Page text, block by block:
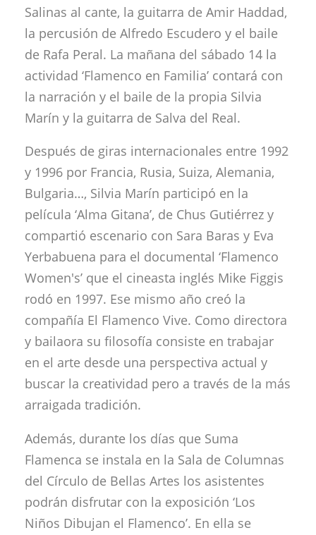
Salinas al cante, la guitarra de Amir Haddad,
la percusión de Alfredo Escudero y el baile
de Rafa Peral. La mañana del sábado 14 la
actividad ‘Flamenco en Familia’ contará con
la narración y el baile de la propia Silvia
Marín y la guitarra de Salva del Real.
Después de giras internacionales entre 1992
y 1996 por Francia, Rusia, Suiza, Alemania,
Bulgaria…, Silvia Marín participó en la
película ‘Alma Gitana’, de Chus Gutiérrez y
compartió escenario con Sara Baras y Eva
Yerbabuena para el documental ‘Flamenco
Women's’ que el cineasta inglés Mike Figgis
rodó en 1997. Ese mismo año creó la
compañía El Flamenco Vive. Como directora
y bailaora su filosofía consiste en trabajar
en el arte desde una perspectiva actual y
buscar la creatividad pero a través de la más
arraigada tradición.
Además, durante los días que Suma
Flamenca se instala en la Sala de Columnas
del Círculo de Bellas Artes los asistentes
podrán disfrutar con la exposición ‘Los
Niños Dibujan el Flamenco’. En ella se